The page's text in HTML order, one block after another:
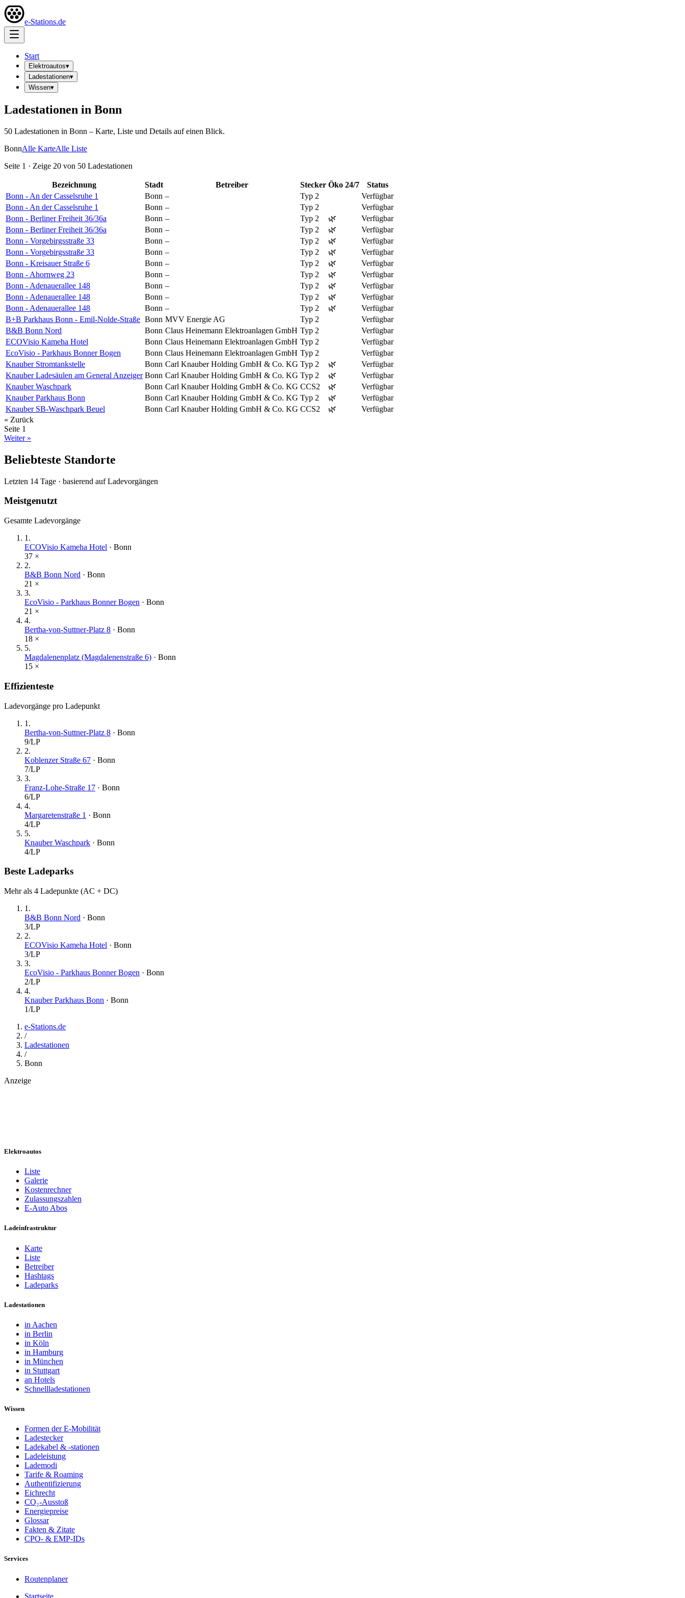
e-Stations.de
Start
Elektroautos▾
Ladestationen▾
Wissen▾
Ladestationen in Bonn
50 Ladestationen in Bonn – Karte, Liste und Details auf einen Blick.
BonnAlle KarteAlle Liste
Seite 1 · Zeige 20 von 50 Ladestationen
Bezeichnung Stadt Betreiber Stecker Öko 24/7
Status
Bonn - An der Casselsruhe 1
Bonn – Typ 2
Verfügbar
Bonn - An der Casselsruhe 1
Bonn – Typ 2
Verfügbar
Bonn - Berliner Freiheit 36/36a
Bonn – Typ 2 🌿
Verfügbar
Bonn - Berliner Freiheit 36/36a
Bonn – Typ 2 🌿
Verfügbar
Bonn - Vorgebirgsstraße 33
Bonn – Typ 2 🌿
Verfügbar
Bonn - Vorgebirgsstraße 33
Bonn – Typ 2 🌿
Verfügbar
Bonn - Kreisauer Straße 6
Bonn – Typ 2 🌿
Verfügbar
Bonn - Ahornweg 23
Bonn – Typ 2 🌿
Verfügbar
Bonn - Adenauerallee 148
Bonn – Typ 2 🌿
Verfügbar
Bonn - Adenauerallee 148
Bonn – Typ 2 🌿
Verfügbar
Bonn - Adenauerallee 148
Bonn – Typ 2 🌿
Verfügbar
B+B Parkhaus Bonn - Emil-Nolde-Straße Bonn MVV Energie AG Typ 2
Verfügbar
B&B Bonn Nord
Bonn Claus Heinemann Elektroanlagen GmbH Typ 2
Verfügbar
ECOVisio Kameha Hotel
Bonn Claus Heinemann Elektroanlagen GmbH Typ 2
Verfügbar
EcoVisio - Parkhaus Bonner Bogen
Bonn Claus Heinemann Elektroanlagen GmbH Typ 2
Verfügbar
Knauber Stromtankstelle
Bonn Carl Knauber Holding GmbH & Co. KG Typ 2 🌿
Verfügbar
Knauber Ladesäulen am General Anzeiger Bonn Carl Knauber Holding GmbH & Co. KG Typ 2 🌿
Verfügbar
Knauber Waschpark
Bonn Carl Knauber Holding GmbH & Co. KG CCS2 🌿
Verfügbar
Knauber Parkhaus Bonn
Bonn Carl Knauber Holding GmbH & Co. KG Typ 2 🌿
Verfügbar
Knauber SB-Waschpark Beuel
Bonn Carl Knauber Holding GmbH & Co. KG CCS2 🌿
Verfügbar
« Zurück
Seite 1
Weiter »
Beliebteste Standorte
Letzten 14 Tage · basierend auf Ladevorgängen
Meistgenutzt
Gesamte Ladevorgänge
1 .
ECOVisio Kameha Hotel · Bonn
37 ×
2.
B&B Bonn Nord · Bonn
21 ×
3.
EcoVisio - Parkhaus Bonner Bogen · Bonn
21 ×
4.
Bertha-von-Suttner-Platz 8 · Bonn
18 ×
5.
Magdalenenplatz (Magdalenenstraße 6) · Bonn
15 ×
Effizienteste
Ladevorgänge pro Ladepunkt
1 .
Bertha-von-Suttner-Platz 8 · Bonn
9/LP
2.
Koblenzer Straße 67 · Bonn
7/LP
3.
Franz-Lohe-Straße 17 · Bonn
6/LP
4.
Margaretenstraße 1 · Bonn
4/LP
5.
Knauber Waschpark · Bonn
4/LP
Beste Ladeparks
Mehr als 4 Ladepunkte (AC + DC)
1 .
B&B Bonn Nord · Bonn
3/LP
2.
ECOVisio Kameha Hotel · Bonn
3/LP
3.
EcoVisio - Parkhaus Bonner Bogen · Bonn
2/LP
4.
Knauber Parkhaus Bonn · Bonn
1/LP
e-Stations.de
/
Ladestationen
/
Bonn
Anzeige
Elektroautos
Liste
Galerie
Kostenrechner
Zulassungszahlen
E-Auto Abos
Ladeinfrastruktur
Karte
Liste
Betreiber
Hashtags
Ladeparks
Ladestationen
in Aachen
in Berlin
in Köln
in Hamburg
in München
in Stuttgart
an Hotels
Schnellladestationen
Wissen
Formen der E-Mobilität
Ladestecker
Ladekabel & -stationen
Ladeleistung
Lademodi
Tarife & Roaming
Authentifizierung
Eichrecht
CO₂-Ausstoß
Energiepreise
Glossar
Fakten & Zitate
CPO- & EMP-IDs
Services
Routenplaner
Startseite